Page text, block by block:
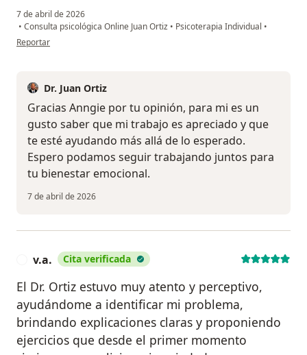
7 de abril de 2026
• Consulta psicológica Online Juan Ortiz • Psicoterapia Individual •
en opinión del usuario Anngie Romero
Reportar
Dr. Juan Ortiz
Gracias Anngie por tu opinión, para mi es un
gusto saber que mi trabajo es apreciado y que
te esté ayudando más allá de lo esperado.
Espero podamos seguir trabajando juntos para
tu bienestar emocional.
7 de abril de 2026
v.a. Cita verificada
El Dr. Ortiz estuvo muy atento y perceptivo,
ayudándome a identificar mi problema,
brindando explicaciones claras y proponiendo
ejercicios que desde el primer momento